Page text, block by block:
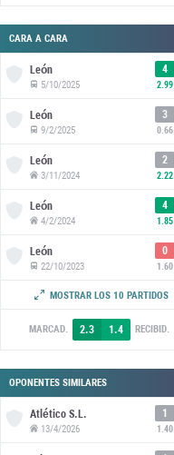
CARA A CARA
León
5/10/2025
4
2.99
León
9/2/2025
3
0.66
León
3/11/2024
2
2.22
León
4/2/2024
4
1.85
León
22/10/2023
0
1.60
León
MOSTRAR LOS 10 PARTIDOS
MARCAD. 2.3 1.4 RECIBID.
OPONENTES SIMILARES
Atlético S.L.
13/4/2026
1
1.40